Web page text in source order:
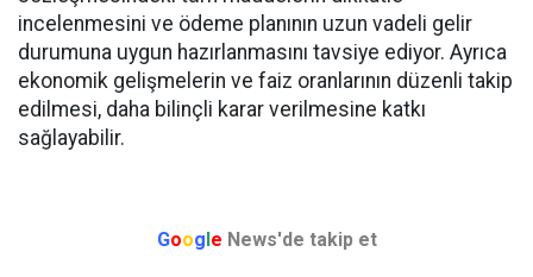
incelenmesini ve ödeme planının uzun vadeli gelir
durumuna uygun hazırlanmasını tavsiye ediyor. Ayrıca
ekonomik gelişmelerin ve faiz oranlarının düzenli takip
edilmesi, daha bilinçli karar verilmesine katkı
sağlayabilir.
Goog e News'de takip et